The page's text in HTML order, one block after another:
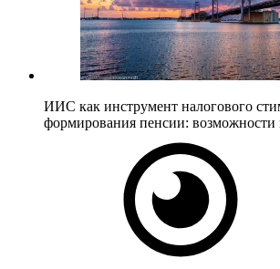
ИИС как инструмент налогового
формирования пенсии: возможности